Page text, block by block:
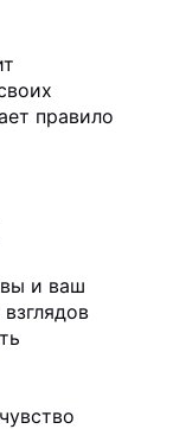
правило
и ваш